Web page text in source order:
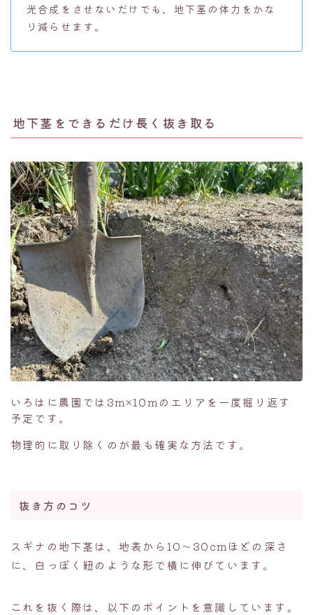
光合成をさせないだけでも、地下茎の体力をかな
り減らせます。
地下茎をできるだけ長く抜き取る
いろはに農園では3m×10mのエリアを一度掘り返す
予定です。
物理的に取り除くのが最も確実な方法です。
抜き方のコツ
スギナの地下茎は、地表から10〜30cmほどの深さ
に、白っぽく紐のような形で横に伸びています。
これを抜く際は、以下のポイントを意識しています。